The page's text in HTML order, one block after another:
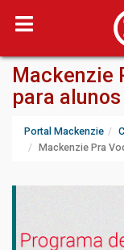
Mackenzie
para
Portal Mackenzie
Mackenzie Pra